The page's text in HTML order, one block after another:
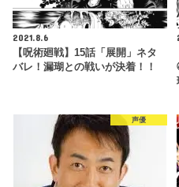
2021.8.6
【呪術廻戦】15話「展開」ネタ
バレ！漏瑚との戦いが決着！！
声優